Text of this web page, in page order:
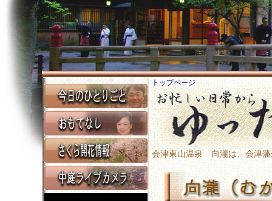
トップページ
会津東山温泉 向瀧は、会津藩